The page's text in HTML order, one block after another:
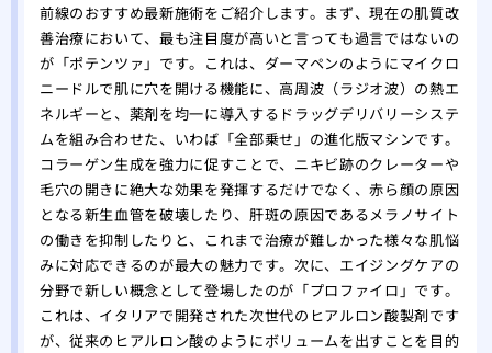
前線のおすすめ最新施術をご紹介します。まず、現在の肌質改
善治療において、最も注目度が高いと言っても過言ではないの
が「ポテンツァ」です。これは、ダーマペンのようにマイクロ
ニードルで肌に穴を開ける機能に、高周波（ラジオ波）の熱エ
ネルギーと、薬剤を均一に導入するドラッグデリバリーシステ
ムを組み合わせた、いわば「全部乗せ」の進化版マシンです。
コラーゲン生成を強力に促すことで、ニキビ跡のクレーターや
毛穴の開きに絶大な効果を発揮するだけでなく、赤ら顔の原因
となる新生血管を破壊したり、肝斑の原因であるメラノサイト
の働きを抑制したりと、これまで治療が難しかった様々な肌悩
みに対応できるのが最大の魅力です。次に、エイジングケアの
分野で新しい概念として登場したのが「プロファイロ」です。
これは、イタリアで開発された次世代のヒアルロン酸製剤です
が、従来のヒアルロン酸のようにボリュームを出すことを目的